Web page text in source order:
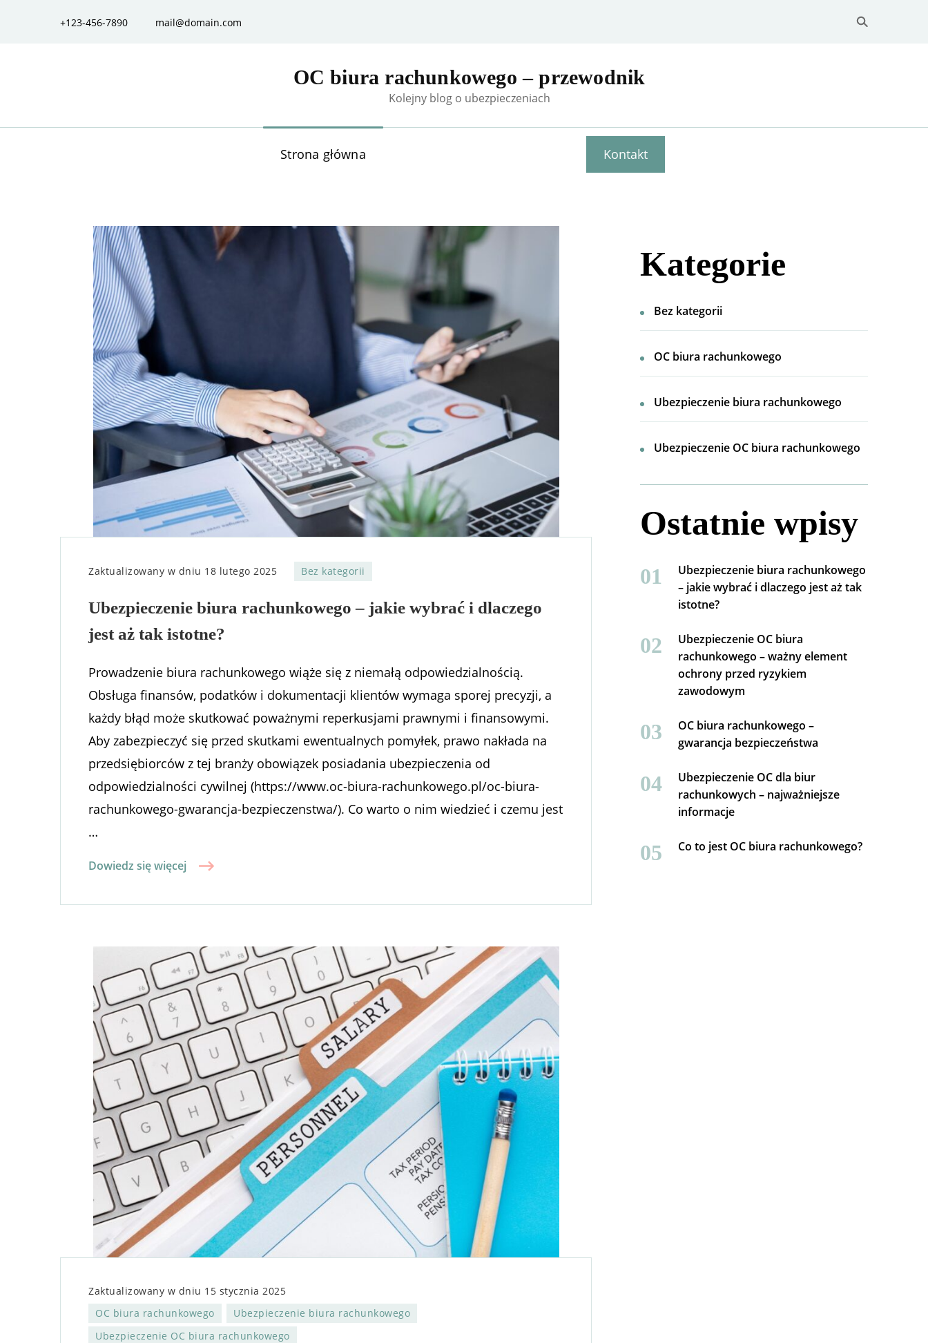
+123-456-7890 mail@domain.com
OC biura rachunkowego – przewodnik
Kolejny blog o ubezpieczeniach
Strona główna Kontakt
Zaktualizowany w dniu 18 lutego 2025 Bez kategorii
Ubezpieczenie biura rachunkowego – jakie wybrać i dlaczego
jest aż tak istotne?
Prowadzenie biura rachunkowego wiąże się z niemałą odpowiedzialnością.
Obsługa finansów, podatków i dokumentacji klientów wymaga sporej precyzji, a
każdy błąd może skutkować poważnymi reperkusjami prawnymi i finansowymi.
Aby zabezpieczyć się przed skutkami ewentualnych pomyłek, prawo nakłada na
przedsiębiorców z tej branży obowiązek posiadania ubezpieczenia od
odpowiedzialności cywilnej (https://www.oc-biura-rachunkowego.pl/oc-biura-
rachunkowego-gwarancja-bezpieczenstwa/). Co warto o nim wiedzieć i czemu jest
…
Dowiedz się więcej
Zaktualizowany w dniu 15 stycznia 2025
OC biura rachunkowego
Ubezpieczenie biura rachunkowego
Ubezpieczenie OC biura rachunkowego
Kategorie
Bez kategorii
OC biura rachunkowego
Ubezpieczenie biura rachunkowego
Ubezpieczenie OC biura rachunkowego
Ostatnie wpisy
Ubezpieczenie biura rachunkowego
– jakie wybrać i dlaczego jest aż tak
istotne?
Ubezpieczenie OC biura
rachunkowego – ważny element
ochrony przed ryzykiem
zawodowym
OC biura rachunkowego –
gwarancja bezpieczeństwa
Ubezpieczenie OC dla biur
rachunkowych – najważniejsze
informacje
Co to jest OC biura rachunkowego?